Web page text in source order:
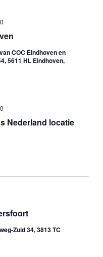
COC Eindhoven en
5611 HL Eindhoven,
Nederland locatie
Zuid 34, 3813 TC